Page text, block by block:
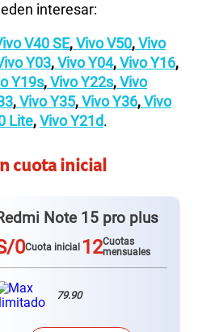
interesar:
V40 SE,Vivo V50,Vivo
Y03,Vivo Y04,Vivo Y16,
Y19s,Vivo Y22s,Vivo
,Vivo Y35,Vivo Y36,Vivo
Lite,Vivo Y21d.
cuota inicial
Note 15 pro plus
0Cuota inicial 12Cuotas
mensuales
79.90